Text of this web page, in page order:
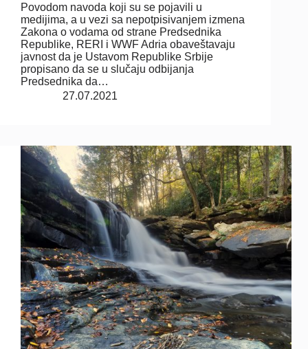
Povodom navoda koji su se pojavili u
medijima, a u vezi sa nepotpisivanjem izmena
Zakona o vodama od strane Predsednika
Republike, RERI i WWF Adria obaveštavaju
javnost da je Ustavom Republike Srbije
propisano da se u slučaju odbijanja
Predsednika da…
27.07.2021